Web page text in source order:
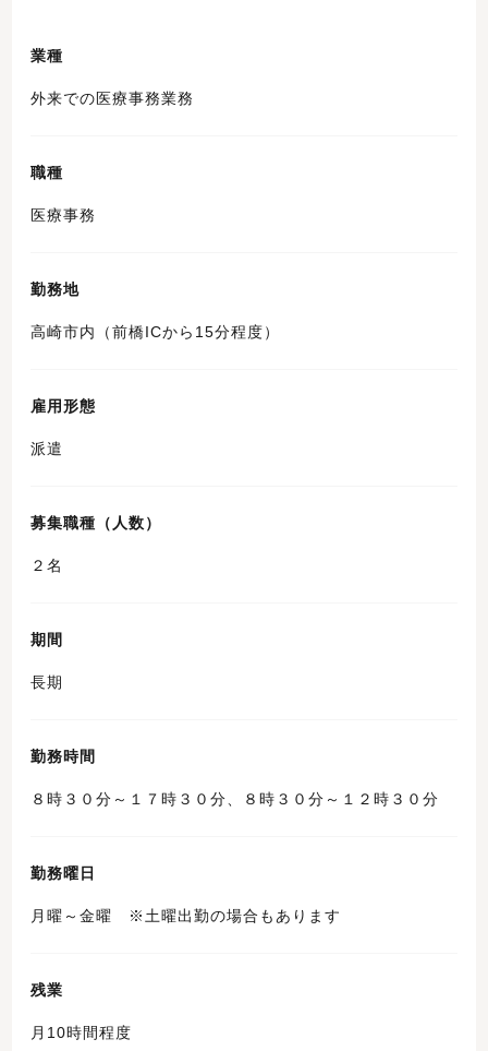
業種
外来での医療事務業務
職種
医療事務
勤務地
高崎市内（前橋ICから15分程度）
雇用形態
派遣
募集職種（人数）
２名
期間
長期
勤務時間
８時３０分～１７時３０分、８時３０分～１２時３０分
勤務曜日
月曜～金曜 ※土曜出勤の場合もあります
残業
月10時間程度